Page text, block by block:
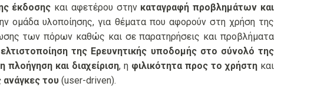
έκδοσης και αφετέρου στην καταγραφή προβλημάτων και
ομάδα υλοποίησης, για θέματα που αφορούν στη χρήση της
των πόρων καθώς και σε παρατηρήσεις και προβλήματα
της Ερευνητικής υποδομής στο σύνολό της
πλοήγηση και διαχείριση, η φιλικότητα προς το χρήστη και
ανάγκες του (user-driven).